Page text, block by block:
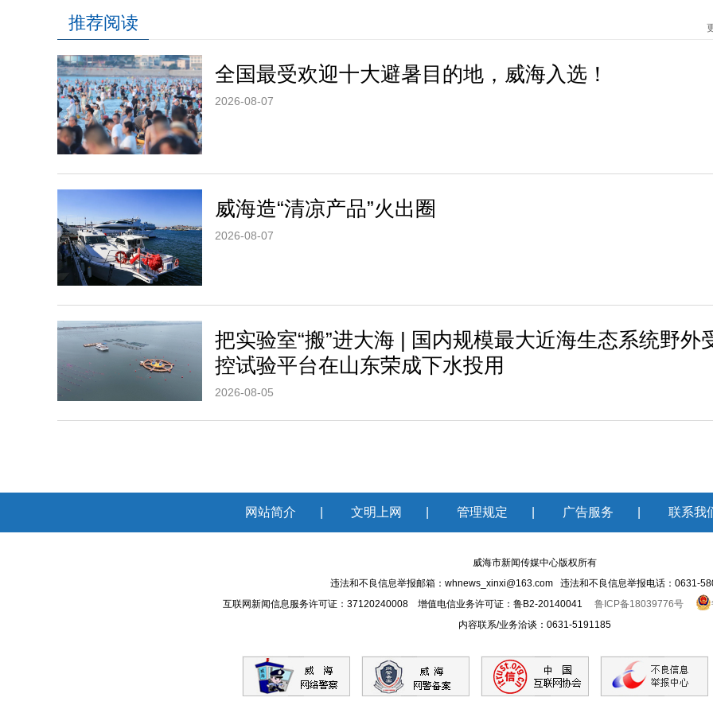
推荐阅读
全国最受欢迎十大避暑目的地，威海入选！
2026-08-07
威海造“清凉产品”火出圈
2026-08-07
把实验室“搬”进大海 | 国内规模最大近海生态系统野外
控试验平台在山东荣成下水投用
2026-08-05
网站简介 文明上网 管理规定 广告服务 联系我
威海市新闻传媒中心版权所有
违法和不良信息举报邮箱：whnews_xinxi@163.com 违法和不良信息举报电话：0631-
互联网新闻信息服务许可证：37120240008 增值电信业务许可证：鲁B2-20140041 鲁ICP备18039776号
内容联系/业务洽谈：0631-5191185